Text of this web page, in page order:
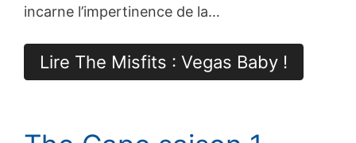
incarne l’impertinence de la…
Lire The Misfits : Vegas Baby !